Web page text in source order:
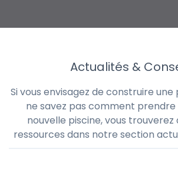
Actualités &
Si vous envisagez de construire une
ne savez pas comment prendre
nouvelle piscine, vous
ressources dans notre section